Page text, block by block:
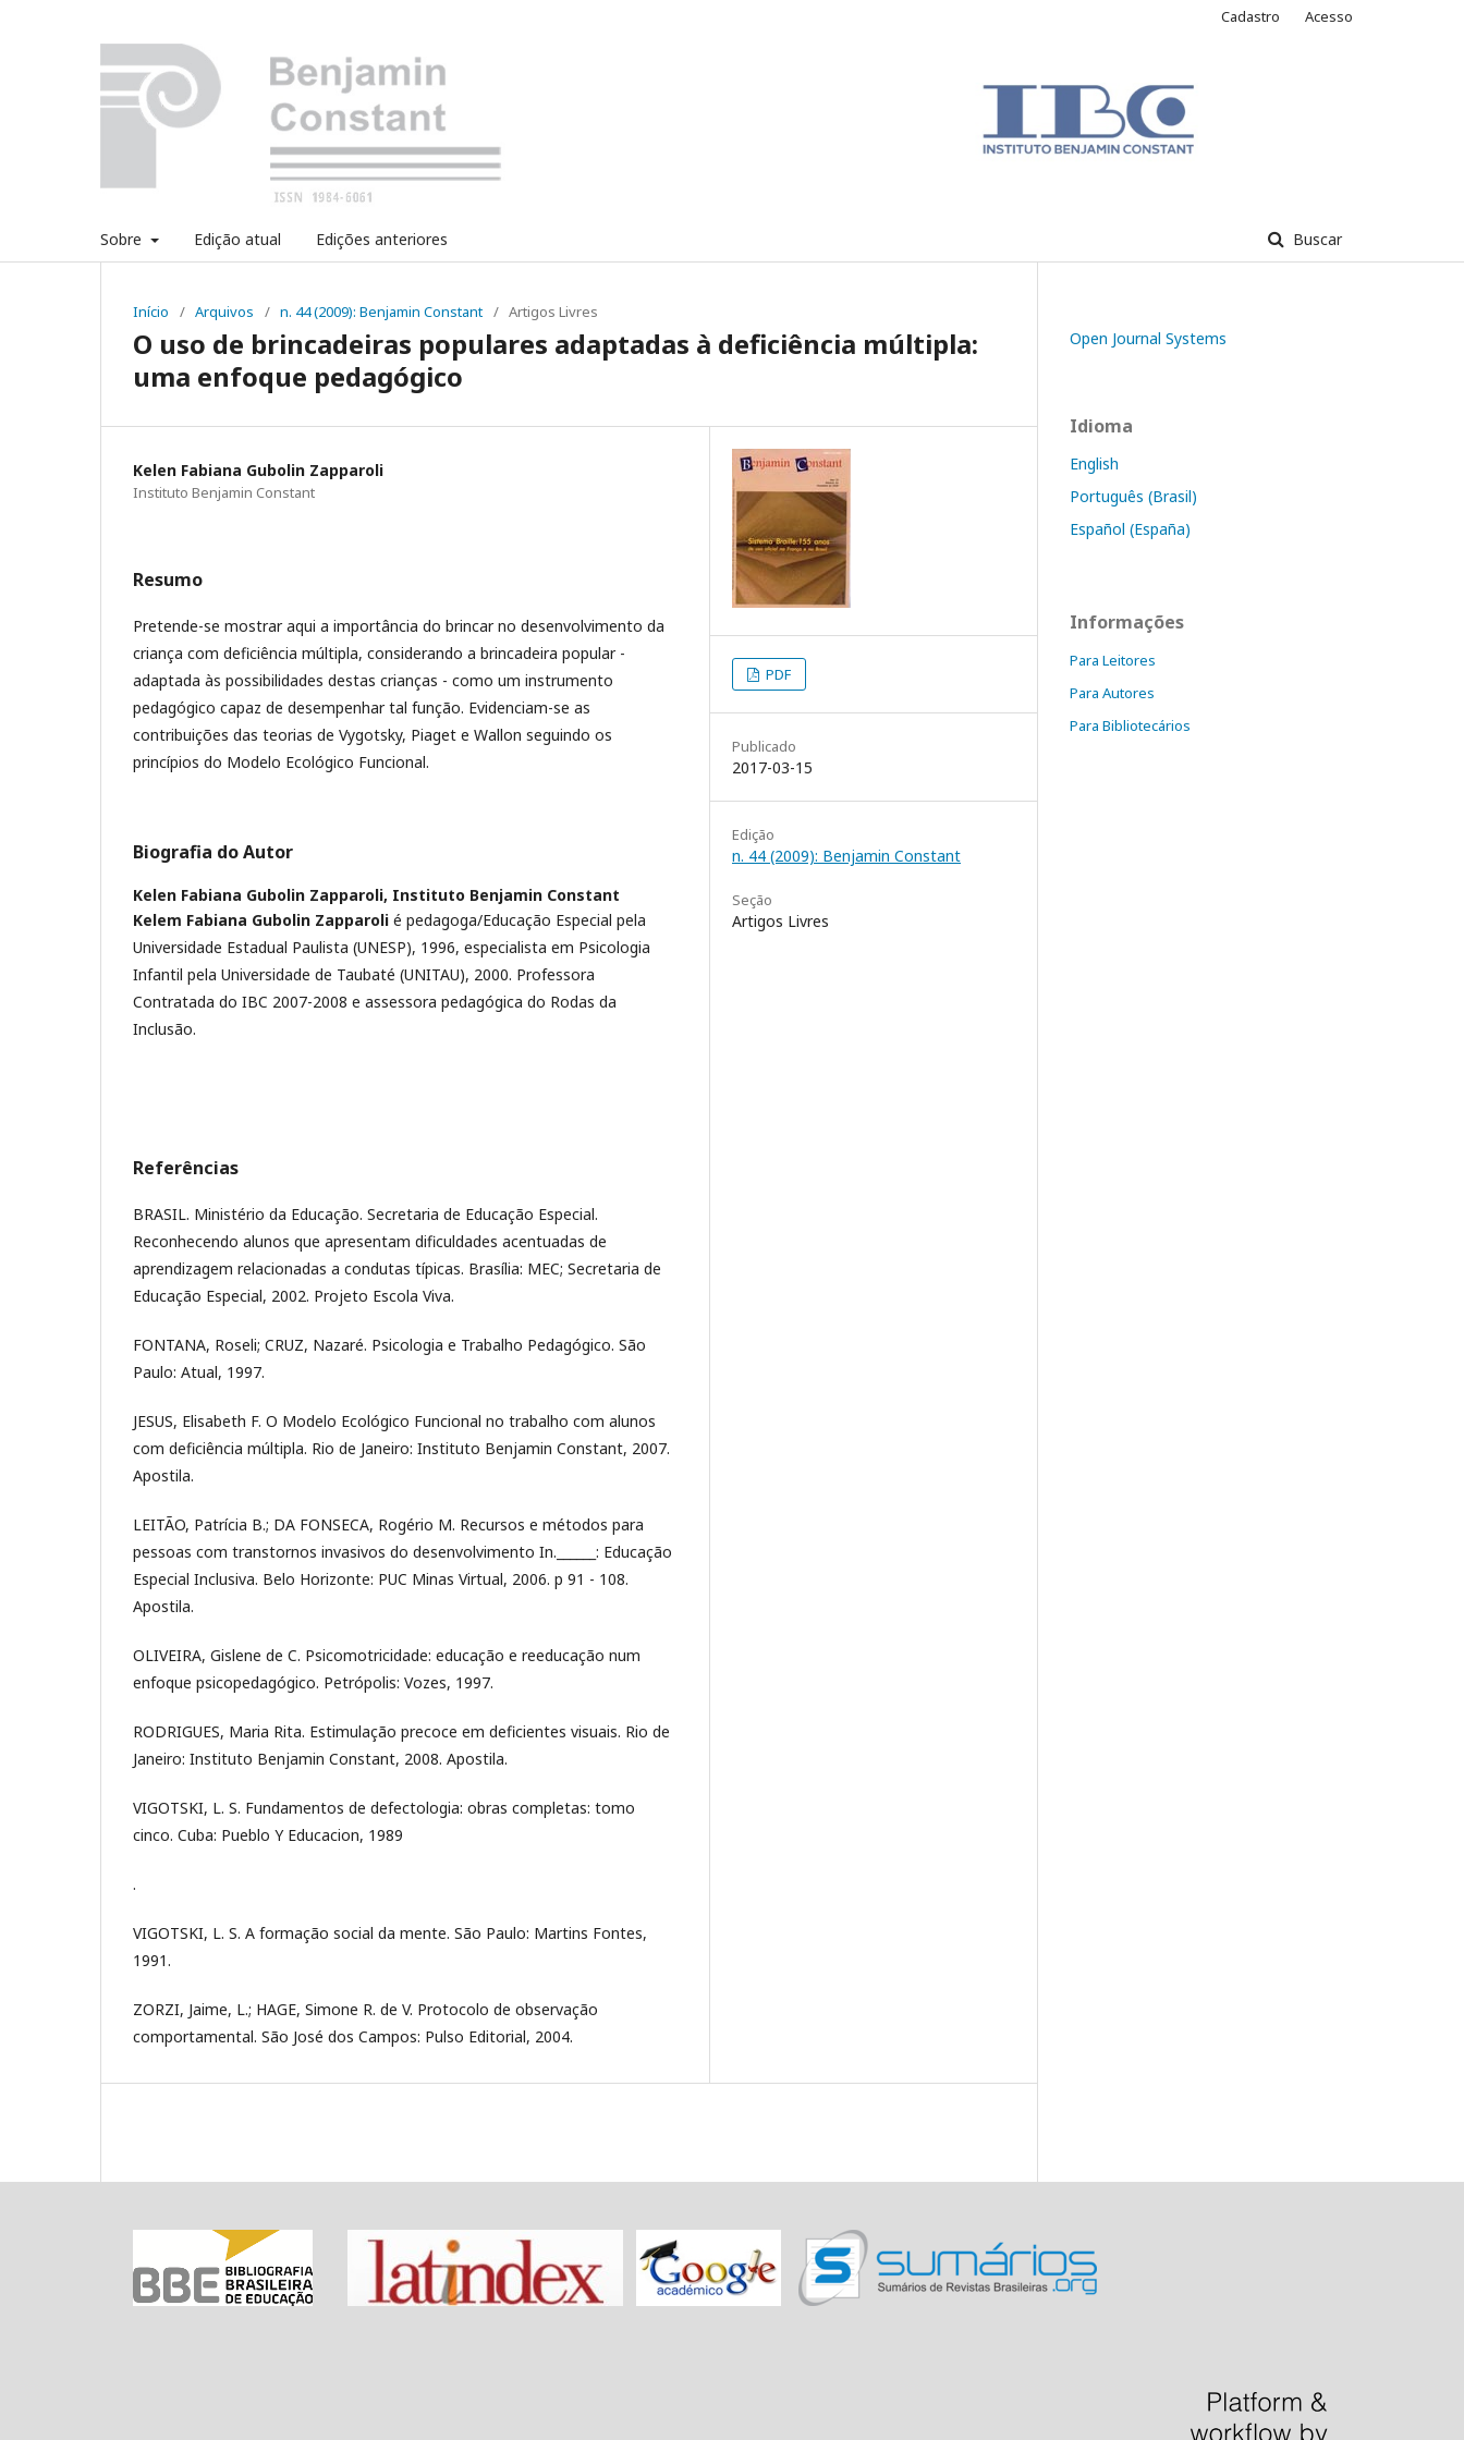
Sobre Edição atual Edições anteriores Buscar
Cadastro Acesso
Início / Arquivos / n. 44 (2009): Benjamin Constant / Artigos Livres
O uso de brincadeiras populares adaptadas à deficiência múltipla:
uma enfoque pedagógico
Kelen Fabiana Gubolin Zapparoli
Instituto Benjamin Constant
Resumo
Pretende-se mostrar aqui a importância do brincar no desenvolvimento da
criança com deficiência múltipla, considerando a brincadeira popular -
adaptada às possibilidades destas crianças - como um instrumento
pedagógico capaz de desempenhar tal função. Evidenciam-se as
contribuições das teorias de Vygotsky, Piaget e Wallon seguindo os
princípios do Modelo Ecológico Funcional.
Biografia do Autor
Kelen Fabiana Gubolin Zapparoli, Instituto Benjamin Constant
Kelem Fabiana Gubolin Zapparoli é pedagoga/Educação Especial pela
Universidade Estadual Paulista (UNESP), 1996, especialista em Psicologia
Infantil pela Universidade de Taubaté (UNITAU), 2000. Professora
Contratada do IBC 2007-2008 e assessora pedagógica do Rodas da
Inclusão.
Referências
BRASIL. Ministério da Educação. Secretaria de Educação Especial.
Reconhecendo alunos que apresentam dificuldades acentuadas de
aprendizagem relacionadas a condutas típicas. Brasília: MEC; Secretaria de
Educação Especial, 2002. Projeto Escola Viva.
FONTANA, Roseli; CRUZ, Nazaré. Psicologia e Trabalho Pedagógico. São
Paulo: Atual, 1997.
JESUS, Elisabeth F. O Modelo Ecológico Funcional no trabalho com alunos
com deficiência múltipla. Rio de Janeiro: Instituto Benjamin Constant, 2007.
Apostila.
LEITÃO, Patrícia B.; DA FONSECA, Rogério M. Recursos e métodos para
pessoas com transtornos invasivos do desenvolvimento In.______: Educação
Especial Inclusiva. Belo Horizonte: PUC Minas Virtual, 2006. p 91 - 108.
Apostila.
OLIVEIRA, Gislene de C. Psicomotricidade: educação e reeducação num
enfoque psicopedagógico. Petrópolis: Vozes, 1997.
RODRIGUES, Maria Rita. Estimulação precoce em deficientes visuais. Rio de
Janeiro: Instituto Benjamin Constant, 2008. Apostila.
VIGOTSKI, L. S. Fundamentos de defectologia: obras completas: tomo
cinco. Cuba: Pueblo Y Educacion, 1989
.
VIGOTSKI, L. S. A formação social da mente. São Paulo: Martins Fontes,
1991.
ZORZI, Jaime, L.; HAGE, Simone R. de V. Protocolo de observação
comportamental. São José dos Campos: Pulso Editorial, 2004.
PDF
Publicado
2017-03-15
Edição
n. 44 (2009): Benjamin Constant
Seção
Artigos Livres
Open Journal Systems
Idioma
English
Português (Brasil)
Español (España)
Informações
Para Leitores
Para Autores
Para Bibliotecários